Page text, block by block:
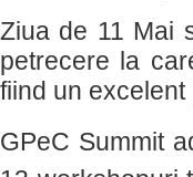
Ziua de 11 Mai
petrecere la
fiind un
GPeC Summit